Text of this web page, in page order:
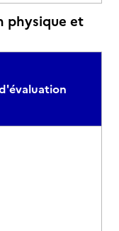
physique et